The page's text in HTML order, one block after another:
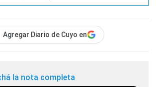
Agregar Diario de Cuyo en
la nota completa